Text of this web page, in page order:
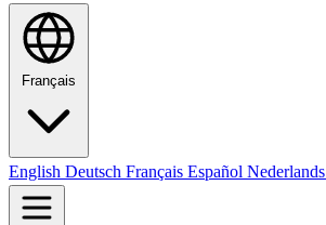
Français
English Deutsch Français Español Nederlands